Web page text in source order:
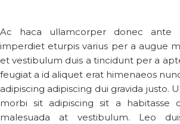
Ac haca ullamcorper donec ante
imperdiet eturpis varius per a augue
et vestibulum duis a tincidunt per a
feugiat a id aliquet erat himenaeos
adipiscing adipiscing dui gravida justo.
morbi sit adipiscing sit a habitasse
malesuada at vestibulum. Leo